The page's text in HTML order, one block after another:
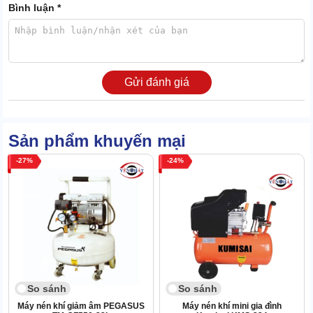
chập cháy.
Cấu trúc đầu nén 3 xi lanh hoạt động nhịp nhàng, phân phối lực
nén đều, giảm tối đa rung lắc và tiếng ồn. Vỏ bọc kiên cố với lớp
sơn tĩnh điện sáng bóng, miễn nhiễm với nước và các va đập cơ
Bình luận *
Gửi đánh giá
Sản phẩm khuyến mại
27
So sánh
Máy nén khí giảm âm PEGASUS
24
So sánh
Máy nén khí mini gia đình